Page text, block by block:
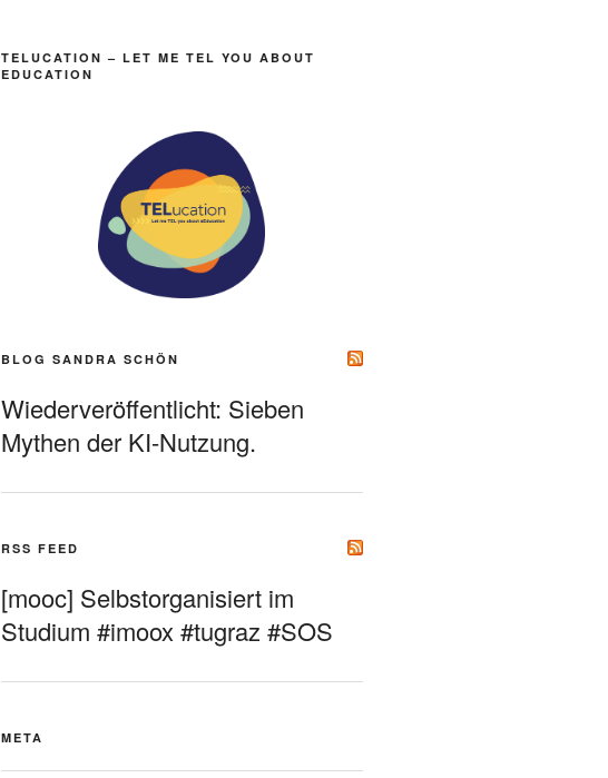
TELUCATION – LET ME TEL YOU ABOUT
EDUCATION
BLOG SANDRA SCHÖN
Wiederveröffentlicht: Sieben
Mythen der KI-Nutzung.
RSS FEED
[mooc] Selbstorganisiert im
Studium #imoox #tugraz #SOS
META